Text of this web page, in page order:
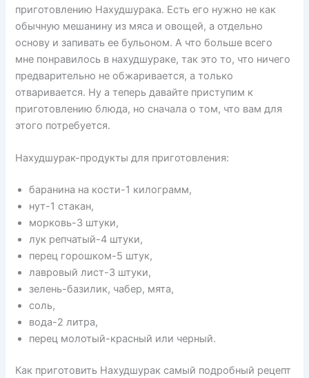
приготовлению Нахудшурака. Есть его нужно не как
обычную мешанину из мяса и овощей, а отдельно
основу и запивать ее бульоном. А что больше всего
мне понравилось в нахудшураке, так это то, что ничего
предварительно не обжаривается, а только
отваривается. Ну а теперь давайте приступим к
приготовлению блюда, но сначала о том, что вам для
этого потребуется.
Нахудшурак-продукты для приготовления:
баранина на кости-1 килограмм,
нут-1 стакан,
морковь-3 штуки,
лук репчатый-4 штуки,
перец горошком-5 штук,
лавровый лист-3 штуки,
зелень-базилик, чабер, мята,
соль,
вода-2 литра,
перец молотый-красный или черный.
Как приготовить Нахудшурак самый подробный рецепт